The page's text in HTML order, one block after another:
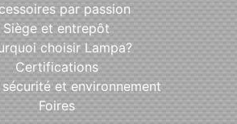
par passion
Siège et entrepôt
choisir Lampa?
Certifications
et environnement
Foires